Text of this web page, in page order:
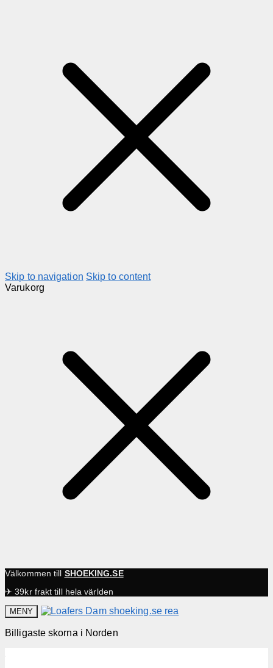
Skip to navigation Skip to content
Varukorg
Välkommen till SHOEKING.SE
✈ 39kr frakt till hela världen
MENY
Billigaste skorna i Norden